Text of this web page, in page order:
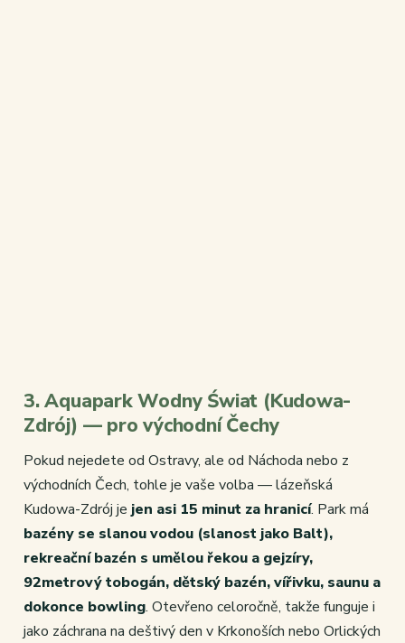
3. Aquapark Wodny Świat (Kudowa-
Zdrój) — pro východní Čechy
Pokud nejedete od Ostravy, ale od Náchoda nebo z
východních Čech, tohle je vaše volba — lázeňská
Kudowa-Zdrój je jen asi 15 minut za hranicí. Park má
bazény se slanou vodou (slanost jako Balt),
rekreační bazén s umělou řekou a gejzíry,
92metrový tobogán, dětský bazén, vířivku, saunu a
dokonce bowling. Otevřeno celoročně, takže funguje i
jako záchrana na deštivý den v Krkonoších nebo Orlických